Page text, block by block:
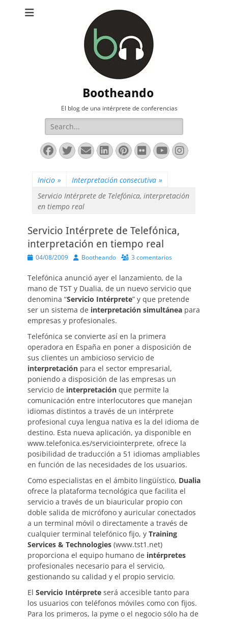
Bootheando
El blog de una intérprete de conferencias
Buscar:
Facebook
Twitter
Correo
electrónico
LinkedIn
Pinterest
FlickrYouTube
Inicio » Interpretación consecutiva »
Servicio Intérprete de Telefónica, interpretación
en tiempo real
Servicio Intérprete de Telefónica,
interpretación en tiempo real
Publicado
04/08/2009 AutorBootheando 3 comentarios
Telefónica anunció ayer el lanzamiento, de la
mano de TST y Dualia, de un nuevo servicio que
denomina “Servicio Intérprete” y que pretende
ser un sistema de interpretación simultánea para
empresas y profesionales.
Telefónica se convierte así en la primera
operadora en España en poner a disposición de
sus clientes un ambicioso servicio de
interpretación para el sector empresarial,
poniendo a disposición de las empresas un
servicio de interpretación que permite la
comunicación entre interlocutores que manejan
idiomas distintos a través de un intérprete
profesional cuya lengua nativa es la del idioma de
destino. Esta nueva aplicación, ya disponible en
www.telefonica.es/serviciointerprete, ofrece la
posibilidad de traducción a 51 idiomas ampliables
en función de las necesidades de los usuarios.
Como especialistas en el ámbito lingüístico, Dualia
ofrece la plataforma tecnológica que facilita el
servicio a través de un biauricular propio con
doble salida de micrófono y auricular conectados
a un terminal móvil o directamente a través de
cualquier terminal telefónico fijo, y Training
Services & Technologies (www.tst1.net)
proporciona el equipo humano de intérpretes
profesionales necesario para el servicio,
gestionando su calidad y el propio servicio.
El Servicio Intérprete será accesible tanto para
los usuarios con teléfonos móviles como con fijos.
Para los primeros, la pyme o el negocio sólo ha de